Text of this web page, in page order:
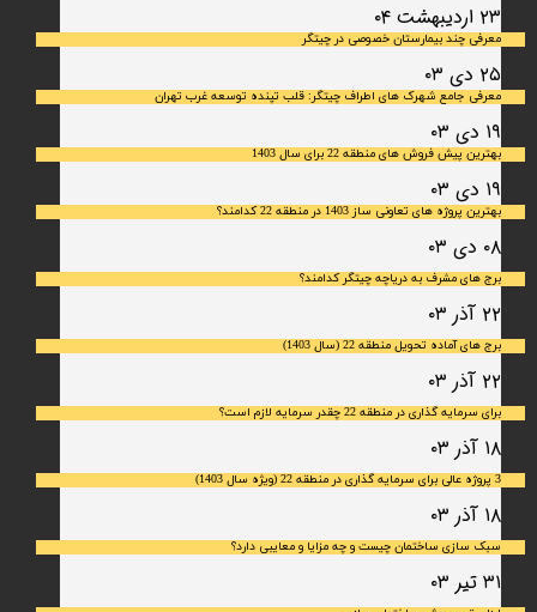
۲۳ اردیبهشت ۰۴
معرفی چند بیمارستان خصوصی در چیتگر
۲۵ دی ۰۳
معرفی جامع شهرک‌ های اطراف چیتگر: قلب تپنده توسعه غرب تهران
۱۹ دی ۰۳
بهترین پیش فروش های منطقه 22 برای سال 1403
۱۹ دی ۰۳
بهترین پروژه های تعاونی ساز 1403 در منطقه 22 کدامند؟
۰۸ دی ۰۳
برج های مشرف به دریاچه چیتگر کدامند؟
۲۲ آذر ۰۳
برج های آماده تحویل منطقه 22 (سال 1403)
۲۲ آذر ۰۳
برای سرمایه‌ گذاری در منطقه 22 چقدر سرمایه لازم است؟
۱۸ آذر ۰۳
3 پروژه عالی برای سرمایه گذاری در منطقه 22 (ویژه سال 1403)
۱۸ آذر ۰۳
سبک سازی ساختمان چیست و چه مزایا و معایبی دارد؟
۳۱ تیر ۰۳